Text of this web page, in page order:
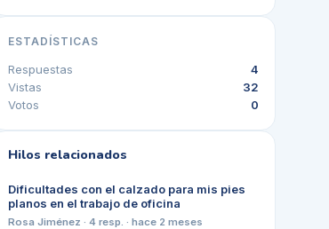
ESTADÍSTICAS
Respuestas
4
Vistas
32
Votos
0
Hilos relacionados
Dificultades con el calzado para mis pies
planos en el trabajo de oficina
Rosa Jiménez · 4 resp. · hace 2 meses